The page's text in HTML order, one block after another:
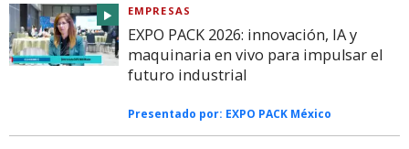
EMPRESAS
EXPO PACK 2026: innovación, IA y
maquinaria en vivo para impulsar el
futuro industrial
Presentado por: EXPO PACK México